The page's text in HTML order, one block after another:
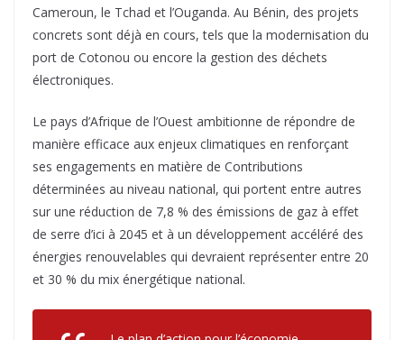
Cameroun, le Tchad et l’Ouganda. Au Bénin, des projets
concrets sont déjà en cours, tels que la modernisation du
port de Cotonou ou encore la gestion des déchets
électroniques.
Le pays d’Afrique de l’Ouest ambitionne de répondre de
manière efficace aux enjeux climatiques en renforçant
ses engagements en matière de Contributions
déterminées au niveau national, qui portent entre autres
sur une réduction de 7,8 % des émissions de gaz à effet
de serre d’ici à 2045 et à un développement accéléré des
énergies renouvelables qui devraient représenter entre 20
et 30 % du mix énergétique national.